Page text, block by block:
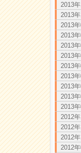
2013
2013
2013
2013
2013
2013
2013
2013
2013
2013
2013
2012
2012
2012
2012